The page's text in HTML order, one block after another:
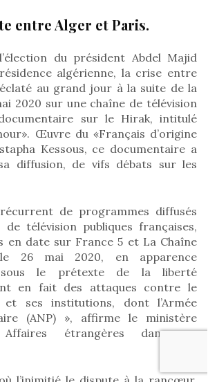
entre Alger et Paris.
du président Abdel Majid
algérienne, la crise entre
au grand jour à la suite de la
2020 sur une chaîne de télévision
sur le Hirak, intitulé
Œuvre du «Français d’origine
Kessous, ce documentaire a
diffusion, de vifs débats sur les
de programmes diffusés
télévision publiques françaises,
en date sur France 5 et La Chaîne
le 26 mai 2020, en apparence
le prétexte de la liberté
en fait des attaques contre le
et ses institutions, dont l’Armée
(ANP) », affirme le ministère
étrangères dans un